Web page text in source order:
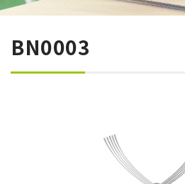
BN0003